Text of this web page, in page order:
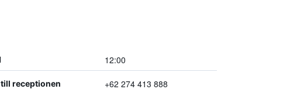
12:00
receptionen +62 274 413 888